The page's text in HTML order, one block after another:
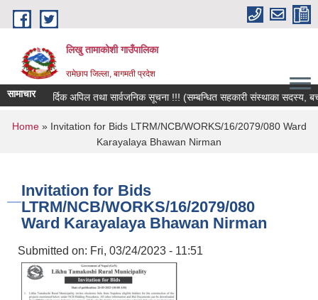
Skip to main content
लिखु तामाकोशी गाउँपालिका
रामेछाप जिल्ला, बागमती प्रदेश
सामाचारहार्दिक अपिल तथा सार्वजनिक सूचना !!! (सम्बन्धित सहकारी संस्थाका सदस्य,
You are here
Home» Invitation for Bids LTRM/NCB/WORKS/16/2079/080 Ward
Karayalaya Bhawan Nirman
Invitation for Bids
LTRM/NCB/WORKS/16/2079/080
Ward Karayalaya Bhawan Nirman
Submitted on: Fri, 03/24/2023 - 11:51